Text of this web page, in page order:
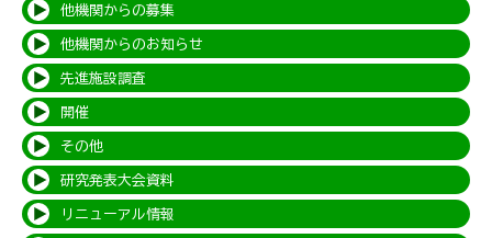
他機関からの募集
他機関からのお知らせ
先進施設調査
開催
その他
研究発表大会資料
リニューアル情報